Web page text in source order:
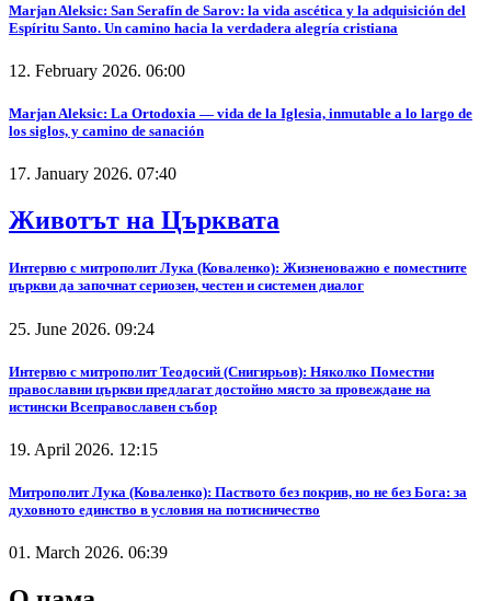
Marjan Aleksic: San Serafín de Sarov: la vida ascética y la adquisición del
Espíritu Santo. Un camino hacia la verdadera alegría cristiana
12. February 2026. 06:00
Marjan Aleksic: La Ortodoxia — vida de la Iglesia, inmutable a lo largo de
los siglos, y camino de sanación
17. January 2026. 07:40
Животът на Църквата
Интервю с митрополит Лука (Коваленко): Жизненоважно е поместните
църкви да започнат сериозен, честен и системен диалог
25. June 2026. 09:24
Интервю с митрополит Теодосий (Снигирьов): Няколко Поместни
православни църкви предлагат достойно място за провеждане на
истински Всеправославен събор
19. April 2026. 12:15
Митрополит Лука (Коваленко): Паството без покрив, но не без Бога: за
духовното единство в условия на потисничество
01. March 2026. 06:39